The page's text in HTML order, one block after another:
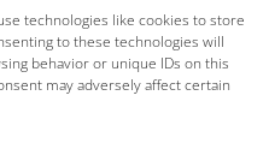
technologies like cookies to store
to these technologies will
behavior or unique IDs on this
may adversely affect certain